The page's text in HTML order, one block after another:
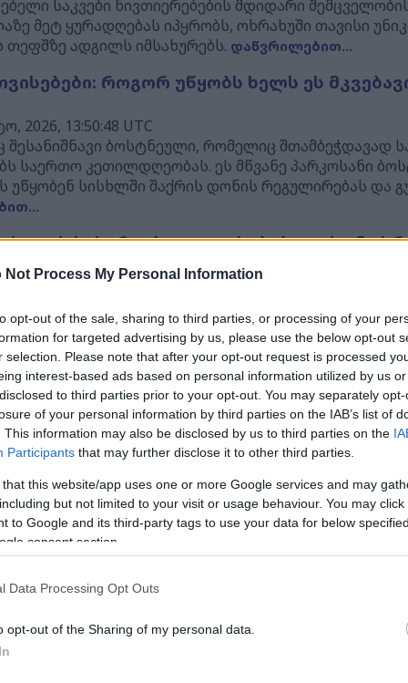
Not Process My Personal Information
opt-out of the sale, sharing to third parties, or processing of your
for targeted advertising by us, please use the below opt-out
selection. Please note that after your opt-out request is processed
interest-based ads based on personal information utilized by us
to third parties prior to your opt-out. You may separately
of your personal information by third parties on the IAB’s list of
This information may also be disclosed by us to third parties on the
Participants that may further disclose it to other third parties.
that this website/app uses one or more Google services and may
but not limited to your visit or usage behaviour. You may
to Google and its third-party tags to use your data for below
consent section.
Data Processing Opt Outs
opt-out of the Sharing of my personal data.
საკვები ნივთიერებების მდიდარი
მეტ ყურადღებას იპყრობს, ოხრახუში თავისი
ადგილს იმსახურებს. დაწვრილებით...
როგორ უწყობს ხელს ეს
2026, 13:50:48 UTC
შესანიშნავი ბოსტნეული, რომელიც შთამბეჭდავად
საერთო კეთილდღეობას. ეს მწვანე პარკოსანი
უწყობენ სისხლში შაქრის დონის რეგულირებას და
სასარგებლო თვისებები: თქვენი
2026, 13:48:13 UTC
შეფუთვით ძლიერ მკვებავ ნივთიერებებს შეიცავს.
გვთავაზობს, რაც გაცილებით მეტს მოიცავს,
ლაიმის წვენს ჩაასხამთ თუ საყვარელ კერძებს
საკვები ნივთიერებებით ამარაგებთ.
სასარგებლო თვისებები: თქვენი
2026, 13:45:37 UTC
უბრალოდ არომატული სალათი კარტოფილის
კვებით ძალას, რომელსაც ადამიანები
მედიცინიდან თანამედროვე კვლევით
დამტკიცებას, როგორც საკვებისა და
სასარგებლო თვისებები: თქვენი
2026, 13:41:51 UTC
ერთ-ერთი ყველაზე ფართოდ მოხმარებადი
ნამდვილად იმსახურებს თუ არა ეს ოქროსფერი
გაგაოცოთ.